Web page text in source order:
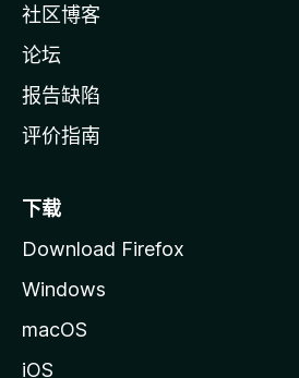
社区博客
论坛
报告缺陷
评价指南
下载
Download Firefox
Windows
macOS
iOS